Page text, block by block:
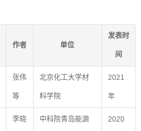
作者 单位
发表时
间
张伟
等
北京化工大学材
料学院
2021
年
李晓 中科院青岛能源 2020